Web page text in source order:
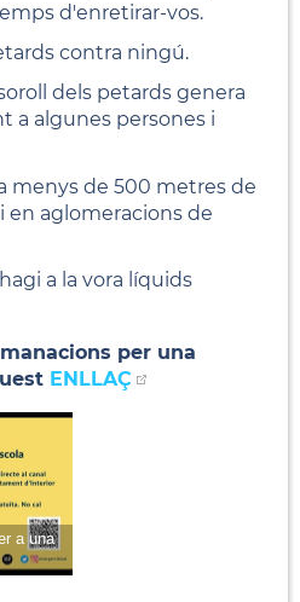
d'enretirar-vos.
contra ningú.
dels petards genera
a algunes persones i
menys de 500 metres de
en aglomeracions de
a la vora líquids
per una
ENLLAÇ
a una